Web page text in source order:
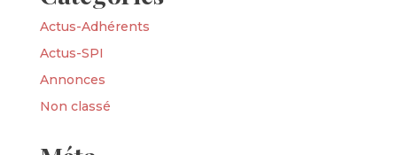
Actus-Adhérents
Actus-SPI
Annonces
Non classé